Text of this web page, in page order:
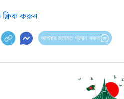
ক্লিক করুন
আপনার মতামত প্রদান করুন